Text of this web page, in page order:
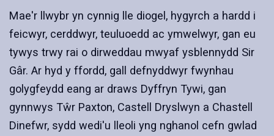
Mae'r llwybr yn cynnig lle diogel, hygyrch a hardd i
feicwyr, cerddwyr, teuluoedd ac ymwelwyr, gan eu
tywys trwy rai o dirweddau mwyaf ysblennydd Sir
Gâr. Ar hyd y ffordd, gall defnyddwyr fwynhau
golygfeydd eang ar draws Dyffryn Tywi, gan
gynnwys Tŵr Paxton, Castell Dryslwyn a Chastell
Dinefwr, sydd wedi'u lleoli yng nghanol cefn gwlad